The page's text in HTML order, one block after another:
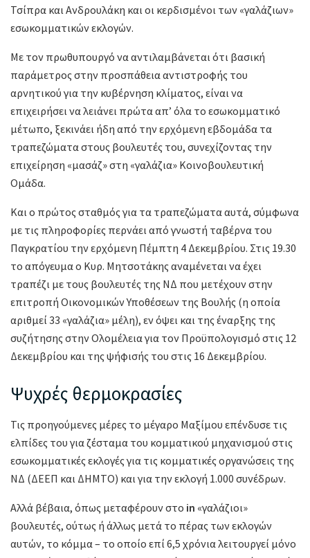
Τσίπρα και Ανδρουλάκη και οι κερδισμένοι των «γαλάζιων»
εσωκομματικών εκλογών.
Με τον πρωθυπουργό να αντιλαμβάνεται ότι βασική
παράμετρος στην προσπάθεια αντιστροφής του
αρνητικού για την κυβέρνηση κλίματος, είναι να
επιχειρήσει να λειάνει πρώτα απ’ όλα το εσωκομματικό
μέτωπο, ξεκινάει ήδη από την ερχόμενη εβδομάδα τα
τραπεζώματα στους βουλευτές του, συνεχίζοντας την
επιχείρηση «μασάζ» στη «γαλάζια» Κοινοβουλευτική
Ομάδα.
Και ο πρώτος σταθμός για τα τραπεζώματα αυτά, σύμφωνα
με τις πληροφορίες περνάει από γνωστή ταβέρνα του
Παγκρατίου την ερχόμενη Πέμπτη 4 Δεκεμβρίου. Στις 19.30
το απόγευμα ο Κυρ. Μητσοτάκης αναμένεται να έχει
τραπέζι με τους βουλευτές της ΝΔ που μετέχουν στην
επιτροπή Οικονομικών Υποθέσεων της Βουλής (η οποία
αριθμεί 33 «γαλάζια» μέλη), εν όψει και της έναρξης της
συζήτησης στην Ολομέλεια για τον Προϋπολογισμό στις 12
Δεκεμβρίου και της ψήφισής του στις 16 Δεκεμβρίου.
Ψυχρές θερμοκρασίες
Τις προηγούμενες μέρες το μέγαρο Μαξίμου επένδυσε τις
ελπίδες του για ζέσταμα του κομματικού μηχανισμού στις
εσωκομματικές εκλογές για τις κομματικές οργανώσεις της
ΝΔ (ΔΕΕΠ και ΔΗΜΤΟ) και για την εκλογή 1.000 συνέδρων.
Αλλά βέβαια, όπως μεταφέρουν στο in «γαλάζιοι»
βουλευτές, ούτως ή άλλως μετά το πέρας των εκλογών
αυτών, το κόμμα – το οποίο επί 6,5 χρόνια λειτουργεί μόνο